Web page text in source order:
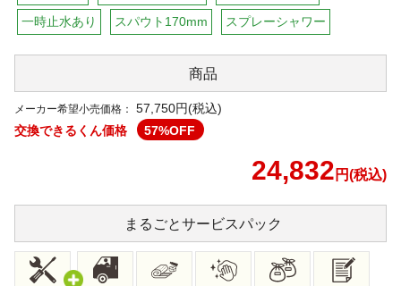
一時止水あり スパウト170mm スプレーシャワー
商品
メーカー希望小売価格：
57,750円(税込)
交換できるくん価格
57%OFF
24,832 円(税込)
まるごとサービスパック